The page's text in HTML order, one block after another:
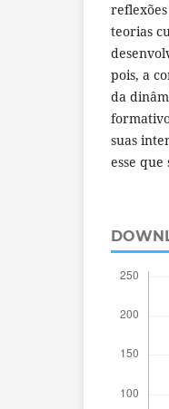
teorias
pois, a
da
suas
esse